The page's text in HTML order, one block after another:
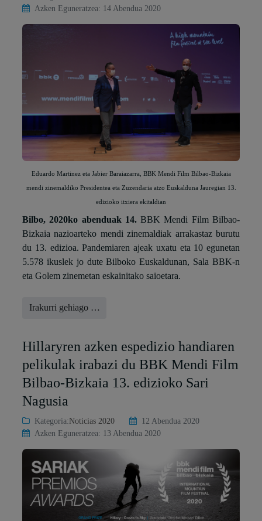
Azken Eguneratzea: 14 Abendua 2020
Eduardo Martinez eta Jabier Baraiazarra, BBK Mendi Film Bilbao-Bizkaia
mendi zinemaldiko Presidentea eta Zuzendaria atzo Euskalduna Jauregian 13.
edizioko itxiera ekitaldian
Bilbo, 2020ko abenduak 14.BBK Mendi Film Bilbao-
Bizkaia nazioarteko mendi zinemaldiak arrakastaz burutu
du 13. edizioa. Pandemiaren ajeak uxatu eta 10 egunetan
5.578 ikuslek jo dute Bilboko Euskaldunan, Sala BBK-n
eta Golem zinemetan eskainitako saioetara.
Irakurri gehiago …
Hillaryren azken espedizio handiaren
pelikulak irabazi du BBK Mendi Film
Bilbao-Bizkaia 13. edizioko Sari
Nagusia
Kategoria:Noticias 2020
12 Abendua 2020
Azken Eguneratzea: 13 Abendua 2020